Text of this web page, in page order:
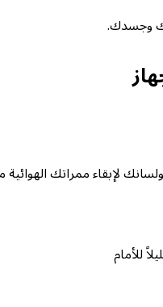
وجسدك.
لإبقاء ممراتك الهوائية
للأمام